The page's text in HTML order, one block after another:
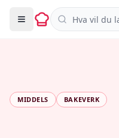
Søk i oppskrifter
MIDDELS BAKEVERK